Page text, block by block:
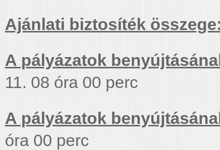
Ajánlati biztosíték
A pályázatok
11. 08 óra 00 perc
A pályázatok
óra 00 perc